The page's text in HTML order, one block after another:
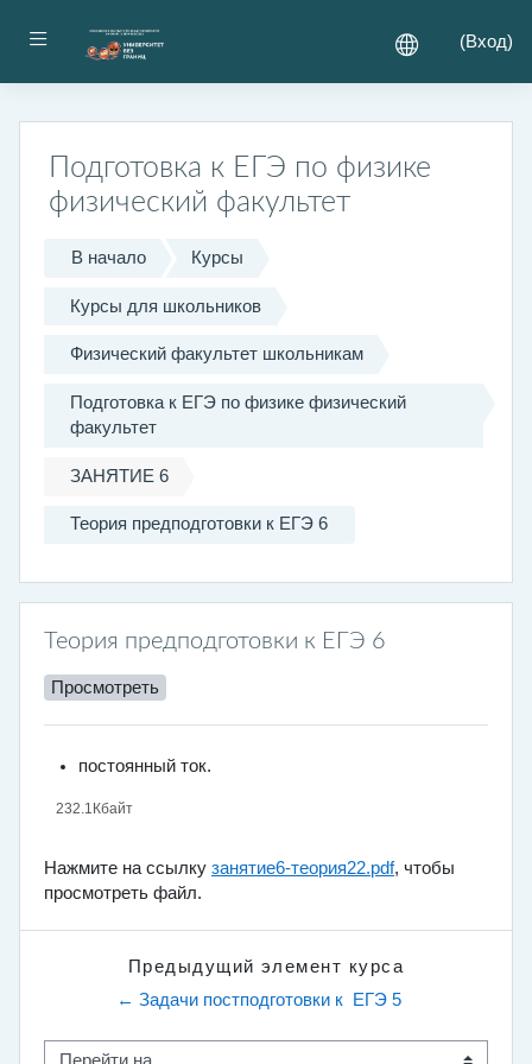
Боковая панель (Вход)
Подготовка к ЕГЭ по физике
физический факультет
В начало Курсы
Курсы для школьников
Физический факультет школьникам
Подготовка к ЕГЭ по физике физический
факультет
ЗАНЯТИЕ 6
Теория предподготовки к ЕГЭ 6
Теория предподготовки к ЕГЭ 6
Просмотреть
постоянный ток.
232.1Кбайт
Нажмите на ссылку занятие6-теория22.pdf, чтобы
просмотреть файл.
Предыдущий элемент курса
← Задачи постподготовки к  ЕГЭ 5